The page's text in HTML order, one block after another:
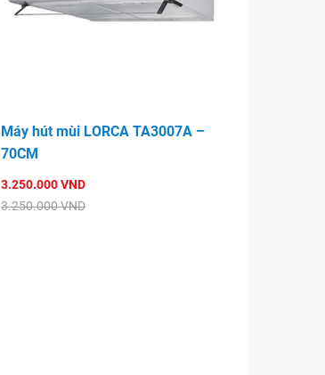
Máy hút mùi LORCA TA3007A –
70CM
3.250.000 VND
3.250.000 VND